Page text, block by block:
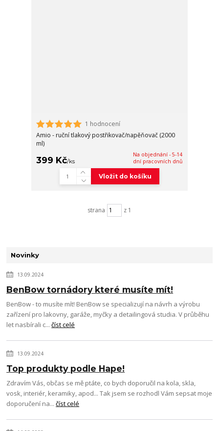
1 hodnocení
Amio - ruční tlakový postřikovač/napěňovač (2000
ml)
399 Kč/ks
Na objednání - 5-14
dní pracovních dnů
Vložit do košíku
strana z 1
Novinky
13.09.2024
BenBow tornádory které musíte mít!
BenBow - to musíte mít! BenBow se specializují na návrh a výrobu
zařízení pro lakovny, garáže, myčky a detailingová studia. V průběhu
let nasbírali c...číst celé
13.09.2024
Top produkty podle Hape!
Zdravím Vás, občas se mě ptáte, co bych doporučil na kola, skla,
vosk, interiér, keramiky, apod... Tak jsem se rozhodl Vám sepsat moje
doporučení na...číst celé